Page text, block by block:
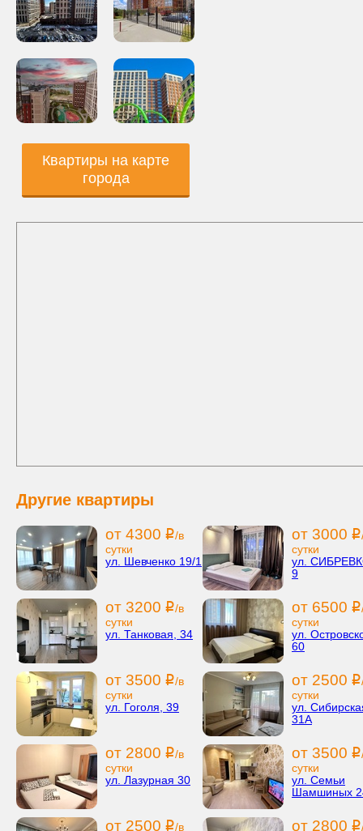
Квартиры на карте
города
Другие квартиры
от 4300 i/в
сутки
ул. Шевченко 19/1
от 3000 i
сутки
ул.
9
от 3200 i/в
сутки
ул. Танковая, 34
от 6500 i
сутки
ул.
60
от 3500 i/в
сутки
ул. Гоголя, 39
от 2500 i
сутки
ул.
31А
от 2800 i/в
сутки
ул. Лазурная 30
от 3500 i
сутки
ул. Семьи
Шамшиных
от 2500 i/в от 2800 i